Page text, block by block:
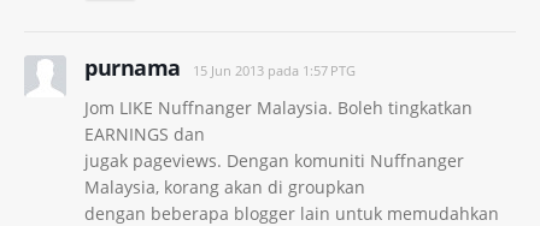
purnama 15 Jun 2013 pada 1:57 PTG
Jom LIKE Nuffnanger Malaysia. Boleh tingkatkan
EARNINGS dan
jugak pageviews. Dengan komuniti Nuffnanger
Malaysia, korang akan di groupkan
dengan beberapa blogger lain untuk memudahkan